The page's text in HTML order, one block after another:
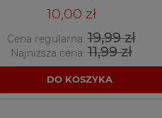
10,00 zł
Cena regularna:19,99 zł
Najniższa cena:11,99 zł
DO KOSZYKA